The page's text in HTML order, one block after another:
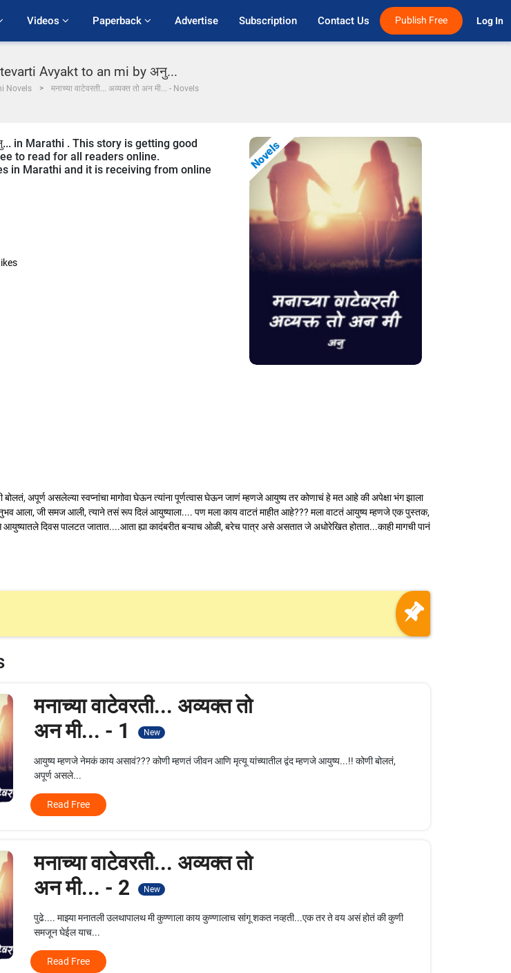
Videos Paperback Advertise Subscription Contact Us Publish Free Log In
Avyakt to an mi by अनु...
Novels मनाच्या वाटेवरती... अव्यक्त तो अन मी... - Novels
in Marathi . This story is getting good
to read for all readers online.
in Marathi and it is receiving from online
Novels
अपूर्ण असलेल्या स्वप्नांचा मागोवा घेऊन त्यांना पूर्णत्वास घेऊन जाणं म्हणजे आयुष्य तर कोणाचं हे मत आहे की अपेक्षा भंग झाला
आला, जी समज आली, त्याने तसं रूप दिलं आयुष्याला.... पण मला काय वाटतं माहीत आहे??? मला वाटतं आयुष्य म्हणजे एक पुस्तक,
दिवस पालटत जातात....आता ह्या कादंबरीत बऱ्याच ओळी, बरेच पात्र असे असतात जे अधोरेखित होतात...काही मागची पानं
मनाच्या वाटेवरती... अव्यक्त तो
अन मी... - 1
New
आयुष्य म्हणजे नेमकं काय असावं??? कोणी म्हणतं जीवन आणि मृत्यू यांच्यातील द्वंद म्हणजे आयुष्य...!! कोणी बोलतं,
अपूर्ण असले...
Read Free
मनाच्या वाटेवरती... अव्यक्त तो
अन मी... - 2
New
पुढे.... माझ्या मनातली उलथापालथ मी कुण्णाला काय कुण्णालाच सांगू शकत नव्हती...एक तर ते वय असं होतं की कुणी
समजून घेईल याच...
Read Free